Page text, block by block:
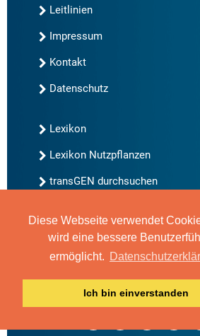
Diese Webseite verwendet
wird eine bessere
ermöglicht.
Ich bin einverstanden
Leitlinien
Impressum
Kontakt
Datenschutz
Lexikon
Lexikon Nutzpflanzen
transGEN durchsuchen
Neu bei transGEN